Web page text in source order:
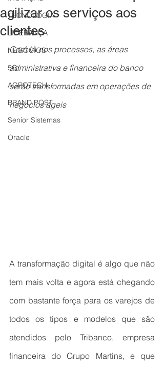
TECNOLOGIA
LIDERANÇA
NEGÓCIOS
5G
AGROTECH
BRAND POST
Senior Sistemas
Oracle
agilizar os serviços aos
clientes
Com IA nos processos, as áreas
administrativa e financeira do banco
serão transformadas em operações de
negócios ágeis
A transformação digital é algo que não
tem mais volta e agora está chegando
com bastante força para os varejos de
todos os tipos e modelos que são
atendidos pelo Tribanco, empresa
financeira do Grupo Martins, e que